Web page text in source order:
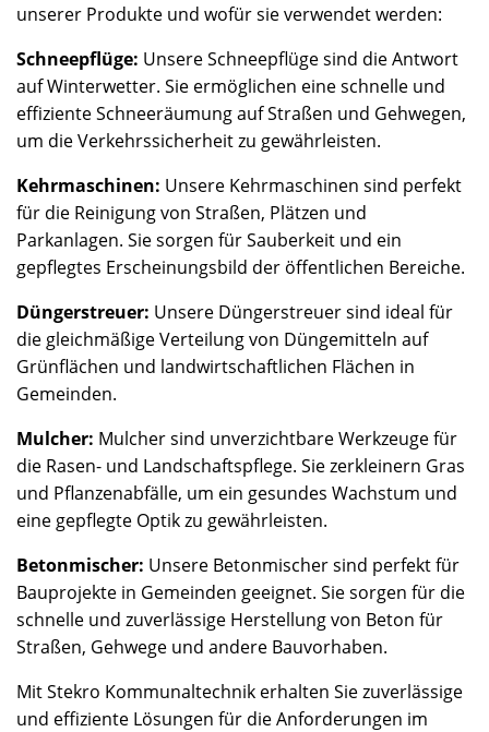
unserer Produkte und wofür sie verwendet werden:
Schneepflüge: Unsere Schneepflüge sind die Antwort
auf Winterwetter. Sie ermöglichen eine schnelle und
effiziente Schneeräumung auf Straßen und Gehwegen,
um die Verkehrssicherheit zu gewährleisten.
Kehrmaschinen: Unsere Kehrmaschinen sind perfekt
für die Reinigung von Straßen, Plätzen und
Parkanlagen. Sie sorgen für Sauberkeit und ein
gepflegtes Erscheinungsbild der öffentlichen Bereiche.
Düngerstreuer: Unsere Düngerstreuer sind ideal für
die gleichmäßige Verteilung von Düngemitteln auf
Grünflächen und landwirtschaftlichen Flächen in
Gemeinden.
Mulcher: Mulcher sind unverzichtbare Werkzeuge für
die Rasen- und Landschaftspflege. Sie zerkleinern Gras
und Pflanzenabfälle, um ein gesundes Wachstum und
eine gepflegte Optik zu gewährleisten.
Betonmischer: Unsere Betonmischer sind perfekt für
Bauprojekte in Gemeinden geeignet. Sie sorgen für die
schnelle und zuverlässige Herstellung von Beton für
Straßen, Gehwege und andere Bauvorhaben.
Mit Stekro Kommunaltechnik erhalten Sie zuverlässige
und effiziente Lösungen für die Anforderungen im